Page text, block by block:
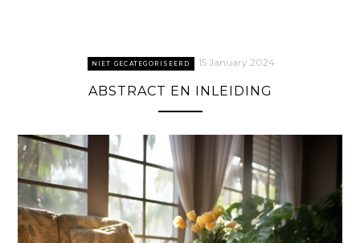
NIET GECATEGORISEERD 15 January 2024
ABSTRACT EN INLEIDING